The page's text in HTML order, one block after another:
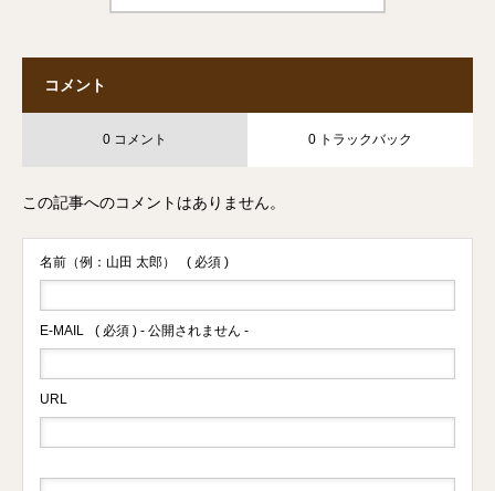
コメント
0 コメント 0 トラックバック
この記事へのコメントはありません。
名前（例：山田 太郎） ( 必須 )
E-MAIL ( 必須 ) - 公開されません -
URL